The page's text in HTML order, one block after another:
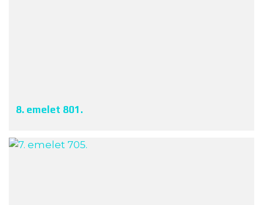
8. emelet 801.